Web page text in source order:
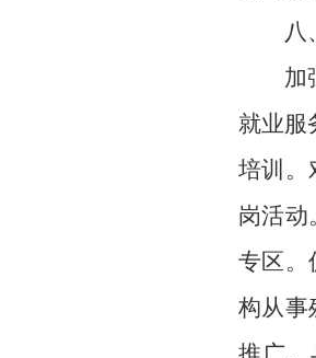
八
加
就业服
培训。
岗活动
专区。
构从事